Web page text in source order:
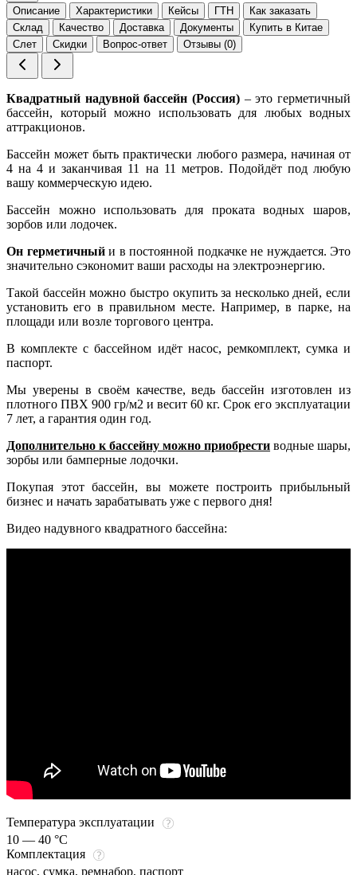
Описание Характеристики Кейсы ГТН
Как заказать
Склад
Качество Доставка Документы
Купить в Китае
Слет
Скидки Вопрос-ответ Отзывы (0)
Квадратный надувной бассейн (Россия) – это герметичный
бассейн, который можно использовать для любых водных
аттракционов.
Бассейн может быть практически любого размера, начиная от
4 на 4 и заканчивая 11 на 11 метров. Подойдёт под любую
вашу коммерческую идею.
Бассейн можно использовать для проката водных шаров,
зорбов или лодочек.
Он герметичныйи в постоянной подкачке не нуждается. Это
значительно сэкономит ваши расходы на электроэнергию.
Такой бассейн можно быстро окупить за несколько дней, если
установить его в правильном месте. Например, в парке, на
площади или возле торгового центра.
В комплекте с бассейном идёт насос, ремкомплект, сумка и
паспорт.
Мы уверены в своём качестве, ведь бассейн изготовлен из
плотного ПВХ 900 гр/м2 и весит 60 кг. Срок его эксплуатации
7 лет, а гарантия один год.
Дополнительно к бассейну можно приобрести водные шары,
зорбы или бамперные лодочки.
Покупая этот бассейн, вы можете построить прибыльный
бизнес и начать зарабатывать уже с первого дня!
Видео надувного квадратного бассейна:
Температура эксплуатации
10 — 40 °C
Комплектация
насос, сумка, ремнабор, паспорт